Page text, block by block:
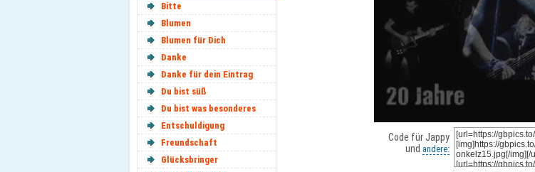
Bitte
Blumen
Blumen für Dich
Danke
Danke für dein Eintrag
Du bist süß
Du bist was besonderes
Entschuldigung
Freundschaft
Glücksbringer
Code für Jappy
und andere: